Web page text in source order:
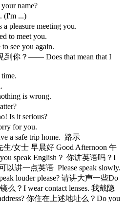
name?
(I'm ...)
meeting you.
to meet you.
see you again.
到你？—— Does that mean that I
is wrong.
Is it serious?
for you.
a safe trip home. 路示
生/女士 早晨好 Good Afternoon 午
speak English？ 你讲英语吗？I
以讲一点英语 Please speak slowly.
louder please? 请讲大声一些Do
么？I wear contact lenses. 我戴隐
你住在上述地址么？Do you